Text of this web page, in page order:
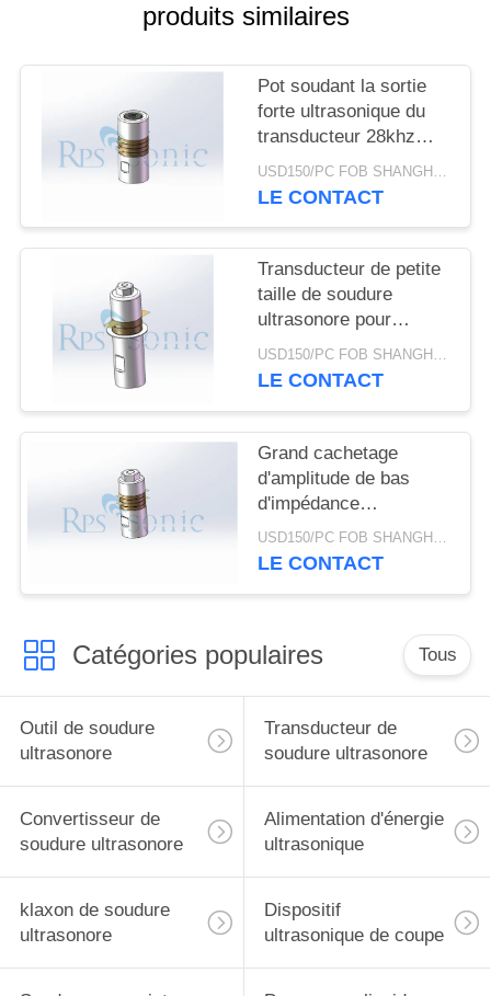
CONFIDENTIALITÉ
produits similaires
Pot soudant la sortie
forte ultrasonique du
transducteur 28khz
800W de puissance
élevée
USD150/PC FOB SHANGHAI MOQ:1pcs
LE CONTACT
Transducteur de petite
taille de soudure
ultrasonore pour
l'équilibre d'intérieur
d'automobile
USD150/PC FOB SHANGHAI MOQ:1pcs
LE CONTACT
Grand cachetage
d'amplitude de bas
d'impédance
transducteur de
soudure ultrasonore
USD150/PC FOB SHANGHAI MOQ:1pcs
LE CONTACT
Catégories populaires Tous
Outil de soudure
ultrasonore
Transducteur de
soudure ultrasonore
Convertisseur de
soudure ultrasonore
Alimentation d'énergie
ultrasonique
klaxon de soudure
ultrasonore
Dispositif
ultrasonique de coupe